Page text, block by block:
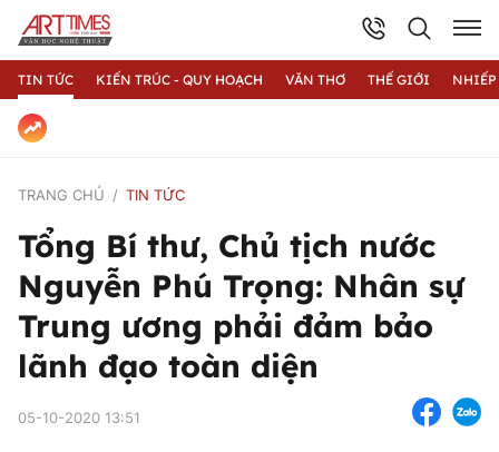
TIN TỨC KIẾN TRÚC - QUY HOẠCH VĂN THƠ THẾ GIỚI
TRANG CHỦ TIN TỨC
Tổng Bí thư, Chủ tịch nước
Nguyễn Phú Trọng: Nhân sự
Trung ương phải đảm bảo
lãnh đạo toàn diện
05-10-2020 13:51